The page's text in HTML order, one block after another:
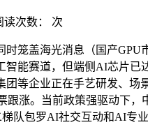
次数： 次
盖海光消息（国产GPU
智能赛道，但端侧AI芯片
团等企业正在手艺研发、
跟涨。当前政策强驱动下
队包罗AI社交互动和AI专